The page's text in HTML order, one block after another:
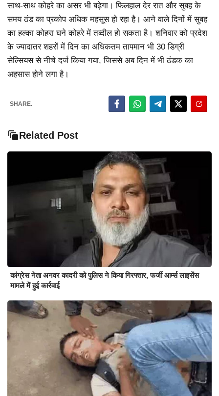
साथ-साथ कोहरे का असर भी बढ़ेगा। फिलहाल देर रात और सुबह के
समय ठंड का प्रकोप अधिक महसूस हो रहा है। आने वाले दिनों में सुबह
का हल्का कोहरा घने कोहरे में तब्दील हो सकता है। शनिवार को प्रदेश
के ज्यादातर शहरों में दिन का अधिकतम तापमान भी 30 डिग्री
सेल्सियस से नीचे दर्ज किया गया, जिससे अब दिन में भी ठंडक का
अहसास होने लगा है।
SHARE.
Related Post
कांग्रेस नेता अनवर कादरी को पुलिस ने किया गिरफ्तार, फर्जी आर्म्स लाइसेंस
मामले में हुई कार्रवाई